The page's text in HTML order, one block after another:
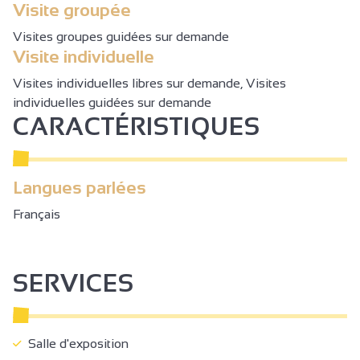
Visite groupée
Visites groupes guidées sur demande
Visite individuelle
Visites individuelles libres sur demande, Visites
individuelles guidées sur demande
CARACTÉRISTIQUES
Langues parlées
Français
SERVICES
Salle d'exposition